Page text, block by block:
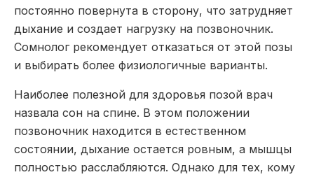
постоянно повернута в сторону, что затрудняет
дыхание и создает нагрузку на позвоночник.
Сомнолог рекомендует отказаться от этой позы
и выбирать более физиологичные варианты.
Наиболее полезной для здоровья позой врач
назвала сон на спине. В этом положении
позвоночник находится в естественном
состоянии, дыхание остается ровным, а мышцы
полностью расслабляются. Однако для тех, кому